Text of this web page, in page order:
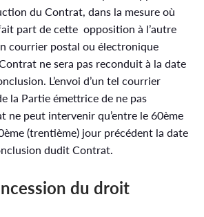
du Contrat, dans la mesure où
part de cette opposition à l’autre
courrier postal ou électronique
ne sera pas reconduit à la date
L’envoi d’un tel courrier
la Partie émettrice de ne pas
ne peut intervenir qu’entre le 60ème
(trentième) jour précédent la date
dudit Contrat.